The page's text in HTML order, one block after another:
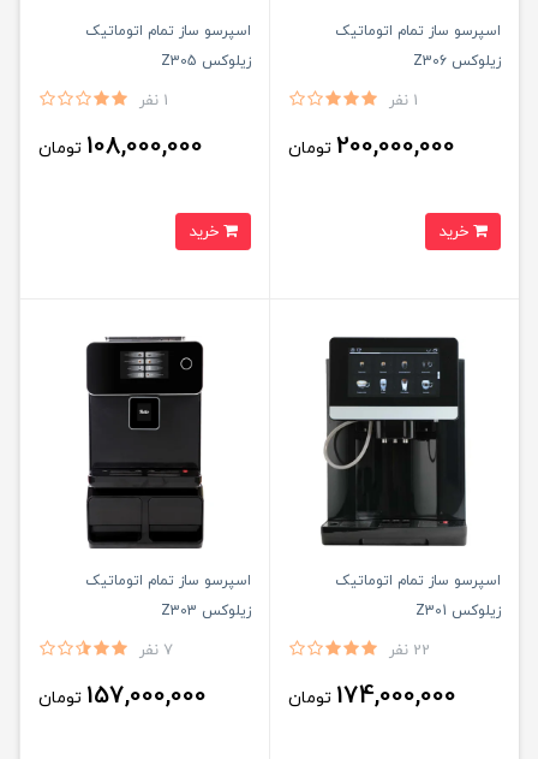
اسپرسو ساز تمام اتوماتیک
زیلوکس Z306
1 نفر
200,000,000 تومان
اسپرسو ساز تمام اتوماتیک
زیلوکس Z305
1 نفر
108,000,000 تومان
اسپرسو ساز تمام اتوماتیک
زیلوکس Z301
22 نفر
174,000,000 تومان
اسپرسو ساز تمام اتوماتیک
زیلوکس Z303
7 نفر
157,000,000 تومان